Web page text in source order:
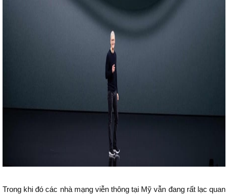
Trong khi đó các nhà mạng viễn thông tại Mỹ vẫn đang rất lạc quan